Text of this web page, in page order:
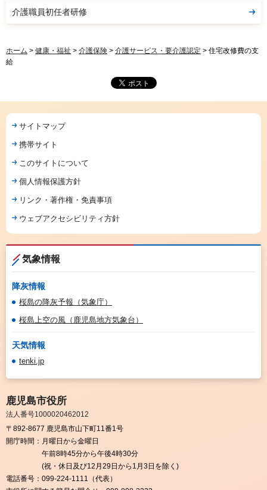
介護職員初任者研修
ホーム > 健康・福祉 > 介護保険 > 介護サービス・要介護認定 > 住宅改修費の支
給
サイトマップ
携帯サイト
このサイトについて
個人情報保護方針
リンク・著作権・免責事項
ウェブアクセシビリティ方針
気象情報
降灰情報
桜島の降灰予報（気象庁）
桜島上空の風（鹿児島地方気象台）
天気情報
tenki.jp
鹿児島市役所
法人番号1000020462012
〒892-8677 鹿児島市山下町11番1号
開庁時間： 月曜日から金曜日
午前8時45分から午後4時30分
(祝・休日及び12月29日から1月3日を除く)
電話番号： 099-224-1111（代表）